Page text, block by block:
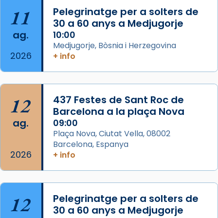
concelebrat el bisbe auxiliar de Barcelona,
Mons. David Abadías.
📸 Dr. G. Simón
Photo
View on Facebook · Share
Arquebisbat de Barcelona
2 weeks ago
Memòria de les santes Juliana i
Semproniana, verges i màrtirs.
Acompanyant la història de sant Cugat, a
partir de l’Edat Mitjana sorgeix la tradició
que les santes Juliana (“relatiu a Júlia”) i
Semproniana (“relatiu a Semprònia =
eterna”) són deixebles seves. I l’any 1667, el
11
ag.
2026
Pelegrinatge per a solters de
30 a 60 anys a Medjugorje
10:00
Medjugorje, Bòsnia i Herzegovina
+ info
12
ag.
2026
437 Festes de Sant Roc de
Barcelona a la plaça Nova
09:00
Plaça Nova, Ciutat Vella, 08002
Barcelona, Espanya
+ info
12
Pelegrinatge per a solters de
30 a 60 anys a Medjugorje